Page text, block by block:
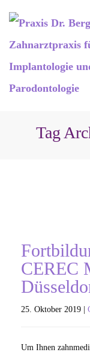
Tag
CEREC
25. Oktober 2019 |
Um Ihnen